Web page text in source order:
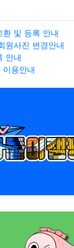
환 및 등록 안내
원사진 변경안내
안내
이용안내